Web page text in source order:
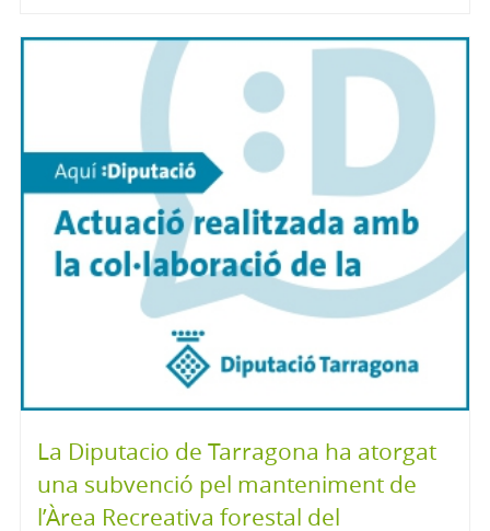
La Diputacio de Tarragona ha atorgat
una subvenció pel manteniment de
l’Àrea Recreativa forestal del